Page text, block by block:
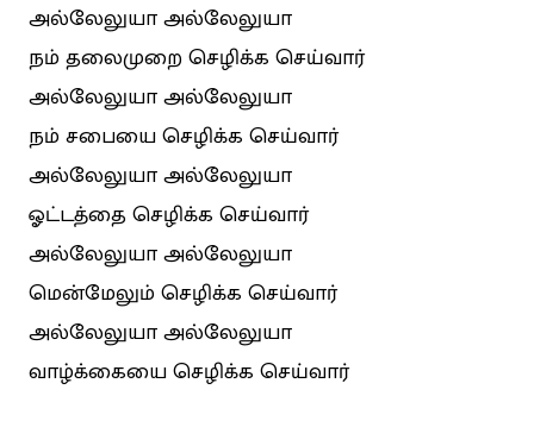
அல்லேலுயா அல்லேலுயா
நம் தலைமுறை செழிக்க செய்வார்
அல்லேலுயா அல்லேலுயா
நம் சபையை செழிக்க செய்வார்
அல்லேலுயா அல்லேலுயா
ஓட்டத்தை செழிக்க செய்வார்
அல்லேலுயா அல்லேலுயா
மென்மேலும் செழிக்க செய்வார்
அல்லேலுயா அல்லேலுயா
வாழ்க்கையை செழிக்க செய்வார்